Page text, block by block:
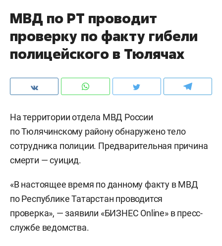
МВД по РТ проводит
проверку по факту гибели
полицейского в Тюлячах
На территории отдела МВД России
по Тюлячинскому району обнаружено тело
сотрудника полиции. Предварительная причина
смерти — суицид.
«В настоящее время по данному факту в МВД
по Республике Татарстан проводится
проверка», — заявили «БИЗНЕС Online» в пресс-
службе ведомства.